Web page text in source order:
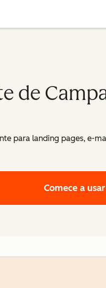
de
para landing pages, e-
Comece a